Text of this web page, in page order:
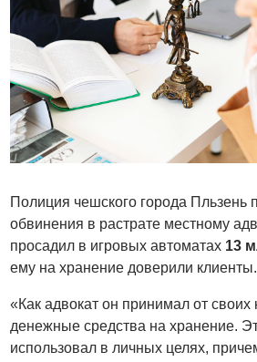
Полиция чешского города Пльзень
обвинения в растрате местному
просадил в игровых автоматах 13
ему на хранение доверили клиенты.
«Как адвокат он принимал от своих
денежные средства на хранение.
использовал в личных целях,